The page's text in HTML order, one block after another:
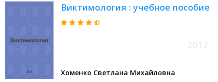
Виктимология : учебное пособие
Хоменко Светлана Михайловна